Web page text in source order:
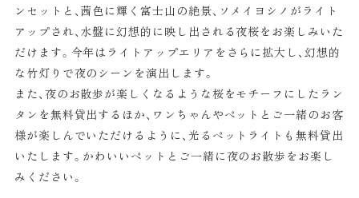
ンセットと、茜色に輝く富士山の絶景、ソメイヨシノがライト
アップされ、水盤に幻想的に映し出される夜桜をお楽しみいた
だけます。今年はライトアップエリアをさらに拡大し、幻想的
な竹灯りで夜のシーンを演出します。
また、夜のお散歩が楽しくなるような桜をモチーフにしたラン
タンを無料貸出するほか、ワンちゃんやペットとご一緒のお客
様が楽しんでいただけるように、光るペットライトも無料貸出
いたします。かわいいペットとご一緒に夜のお散歩をお楽し
みください。